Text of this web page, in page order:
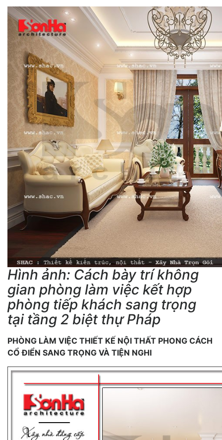
Hình ảnh: Cách bày trí không
gian phòng làm việc kết hợp
phòng tiếp khách sang trọng
tại tầng 2 biệt thự Pháp
PHÒNG LÀM VIỆC THIẾT KẾ NỘI THẤT PHONG CÁCH
CỔ ĐIỂN SANG TRỌNG VÀ TIỆN NGHI